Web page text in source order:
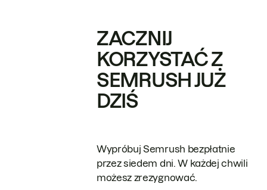
ZACZNIJ
KORZYSTAĆ Z
SEMRUSH JUŻ
DZIŚ
Wypróbuj Semrush bezpłatnie
przez siedem dni. W każdej chwili
możesz zrezygnować.